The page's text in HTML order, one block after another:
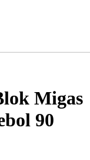
Migas
90